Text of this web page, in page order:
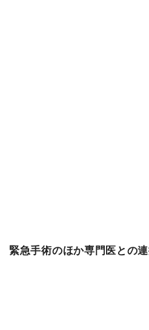
緊急手術のほか専門医との